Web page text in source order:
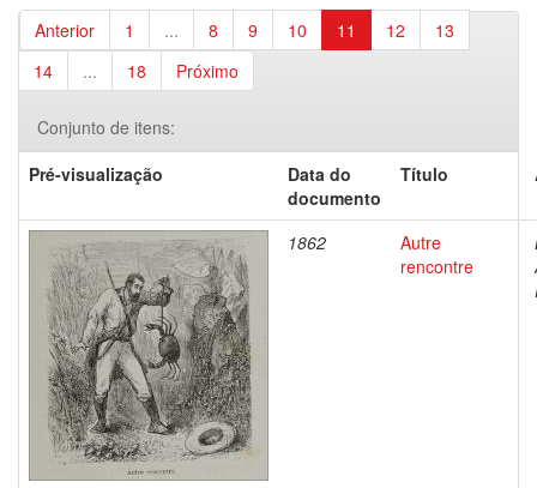
Anterior 1 ... 8 9 10 11 12
13
14
... 18 Próximo
Conjunto de itens:
Pré-visualização
Data do
documento
Título
1862
Autre
rencontre